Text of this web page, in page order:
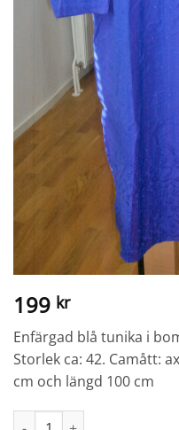
199 kr
Enfärgad blå tunika i
Storlek ca: 42. Camått:
cm och längd 100 cm
Tunika # 42 - 9798 mängd